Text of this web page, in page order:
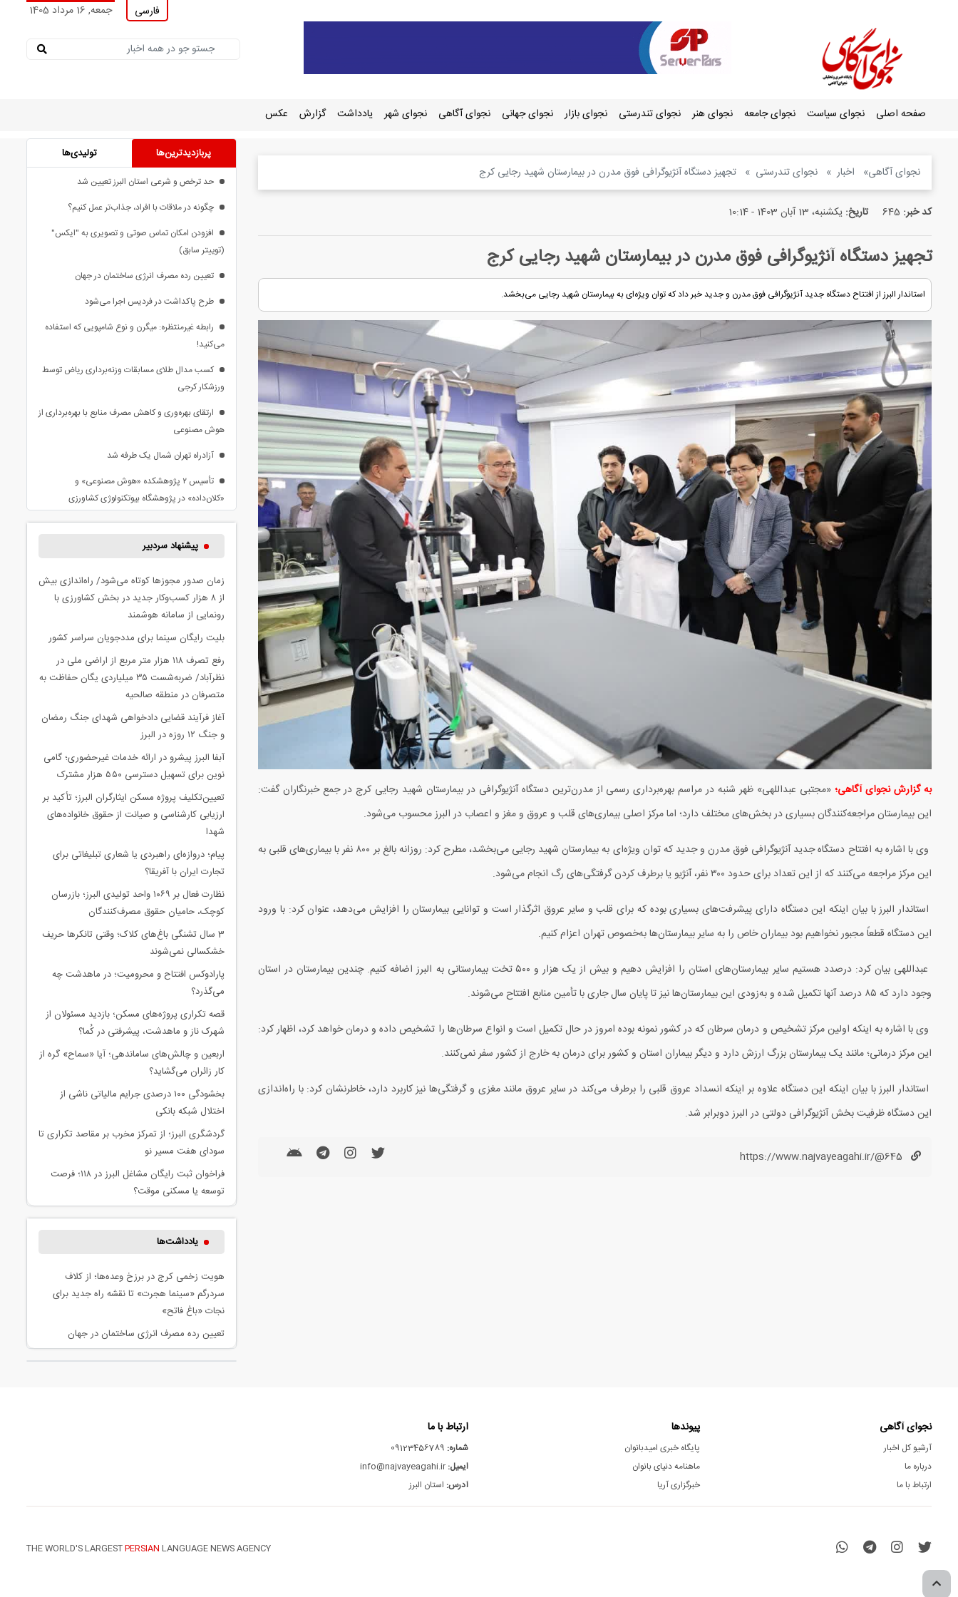
جمعه, 16 مرداد 1405 فارسی
صفحه اصلی نجوای سیاست نجوای جامعه نجوای هنر نجوای تندرستی نجوای بازار نجوای جهانی نجوای آگاهی نجوای شهر یادداشت گزارش عکس
نجوای آگاهی اخبار نجوای تندرستی تجهیز دستگاه آنژیوگرافی فوق مدرن در بیمارستان شهید رجایی کرج
کد خبر: 645 تاریخ: یکشنبه، 13 آبان 1403 - 10:14
تجهیز دستگاه آنژیوگرافی فوق مدرن در بیمارستان شهید رجایی کرج
استاندار البرز از افتتاح دستگاه جدید آنژیوگرافی فوق مدرن و جدید خبر داد که توان ویژه‌ای به بیمارستان شهید رجایی می‌بخشد.
به گزارش نجوای آگاهی؛ «مجتبی عبداللهی» ظهر شنبه در مراسم بهره‌برداری رسمی از مدرن‌ترین دستگاه آنژیوگرافی در بیمارستان شهید رجایی کرج در جمع خبرنگاران گفت:
این بیمارستان مراجعه‌کنندگان بسیاری در بخش‌های مختلف دارد؛ اما مرکز اصلی بیماری‌های قلب و عروق و مغز و اعصاب در البرز محسوب می‌شود.
وی با اشاره به افتتاح دستگاه جدید آنژیوگرافی فوق مدرن و جدید که توان ویژه‌ای به بیمارستان شهید رجایی می‌بخشد، مطرح کرد: روزانه بالغ بر ۸۰۰ نفر با بیماری‌های قلبی به
این مرکز مراجعه می‌کنند که از این تعداد برای حدود ۳۰۰نفر، آنژیو یا برطرف کردن گرفتگی‌های رگ انجام می‌شود.
استاندار البرز با بیان اینکه این دستگاه دارای پیشرفت‌های بسیاری بوده که برای قلب و سایر عروق اثرگذار است و توانایی بیمارستان را افزایش می‌دهد، عنوان کرد: با ورود
این دستگاه قطعاً مجبور نخواهیم بود بیماران خاص را به سایر بیمارستان‌ها به‌خصوص تهران اعزام کنیم.
عبداللهی بیان کرد: درصدد هستیم سایر بیمارستان‌های استان را افزایش دهیم و بیش از یک هزار و ۵۰۰تخت بیمارستانی به البرز اضافه کنیم. چندین بیمارستان در استان
وجود دارد که ۸۵ درصد آنها تکمیل شده و به‌زودی این بیمارستان‌ها نیز تا پایان سال جاری با تأمین منابع افتتاح می‌شوند.
وی با اشاره به اینکه اولین مرکز تشخیص و درمان سرطان که در کشور نمونه بوده امروز در حال تکمیل است و انواع سرطان‌ها را تشخیص داده و درمان خواهد کرد، اظهار کرد:
این مرکز درمانی؛ مانند یک بیمارستان بزرگ ارزش دارد و دیگر بیماران استان و کشور برای درمان به خارج از کشور سفر نمی‌کنند.
استاندار البرز با بیان اینکه این دستگاه علاوه بر اینکه انسداد عروق قلبی را برطرف می‌کند در سایر عروق مانند مغزی و گرفتگی‌ها نیز کاربرد دارد، خاطرنشان کرد: با راه‌اندازی
این دستگاه ظرفیت بخش آنژیوگرافی دولتی در البرز دوبرابر شد.
https://www.najvayeagahi.ir/@645
پربازدیدترین‌ها تولیدی‌ها
حد ترخص و شرعی استان البرز تعیین شد
چگونه در ملاقات با افراد، جذاب‌تر عمل کنیم؟
افزودن امکان تماس صوتی و تصویری به "ایکس"
(توییتر سابق)
تعیین رده مصرف انرژی ساختمان در جهان
طرح پاکداشت در فردیس اجرا می‌شود
رابطه غیرمنتظره: میگرن و نوع شامپویی که استفاده
می‌کنید!
کسب مدال طلای مسابقات وزنه‌برداری ریاض توسط
ورزشکار کرجی
ارتقای بهره‌وری و کاهش مصرف منابع با بهره‌برداری از
هوش مصنوعی
آزادراه تهران شمال یک طرفه شد
تأسیس ۲ پژوهشکده «هوش مصنوعی» و
«کلان‌داده» در پژوهشگاه بیوتکنولوژی کشاورزی
پیشنهاد سردبیر
زمان صدور مجوزها کوتاه می‌شود/ راه‌اندازی بیش
از ۸ هزار کسب‌وکار جدید در بخش کشاورزی با
رونمایی از سامانه هوشمند
بلیت رایگان سینما برای مددجویان سراسر کشور
رفع تصرف ۱۱۸ هزار متر مربع از اراضی ملی در
نظرآباد/ ضربه‌شست ۳۵ میلیاردی یگان حفاظت به
متصرفان در منطقه صالحیه
آغاز فرآیند قضایی دادخواهی شهدای جنگ رمضان
و جنگ ۱۲ روزه در البرز
آبفا البرز پیشرو در ارائه خدمات غیرحضوری؛ گامی
نوین برای تسهیل دسترسی ۵۵۰ هزار مشترک
تعیین‌تکلیف پروژه مسکن ایثارگران البرز؛ تأکید بر
ارزیابی کارشناسی و صیانت از حقوق خانواده‌های
شهدا
پیام؛ دروازه‌ای راهبردی یا شعاری تبلیغاتی برای
تجارت ایران با آفریقا؟
نظارت فعال بر ۱۰۶۹ واحد تولیدی البرز؛ بازرسان
کوچک، حامیان حقوق مصرف‌کنندگان
3 سال تشنگی باغ‌های کلاک؛ وقتی تانکرها حریف
خشکسالی نمی‌شوند
پارادوکس افتتاح و محرومیت؛ در ماهدشت چه
می‌گذرد؟
قصه تکراری پروژه‌های مسکن؛ بازدید مسئولان از
شهرک ناز و ماهدشت، پیشرفتی در کُما؟
اربعین و چالش‌های ساماندهی؛ آیا «سماح» گره از
کار زائران می‌گشاید؟
بخشودگی ۱۰۰ درصدی جرایم مالیاتی ناشی از
اختلال شبکه بانکی
گردشگری البرز؛ از تمرکز مخرب بر مقاصد تکراری تا
سودای هفت مسیر نو
فراخوان ثبت رایگان مشاغل البرز در ۱۱۸؛ فرصت
توسعه یا مسکنی موقت؟
یادداشت‌ها
هویت زخمی کرج در برزخ وعده‌ها؛ از کلاف
سردرگم «سینما هجرت» تا نقشه راه جدید برای
نجات «باغ فاتح»
تعیین رده مصرف انرژی ساختمان در جهان
نجوای آگاهی
آرشیو کل اخبار
درباره ما
ارتباط با ما
پیوندها
پایگاه خبری امیدبانوان
ماهنامه دنیای بانوان
خبرگزاری آریا
ارتباط با ما
شماره:
ایمیل:
آدرس: استان البرز
THE WORLD'S LARGESTPERSIAN LANGUAGE NEWS AGENCY